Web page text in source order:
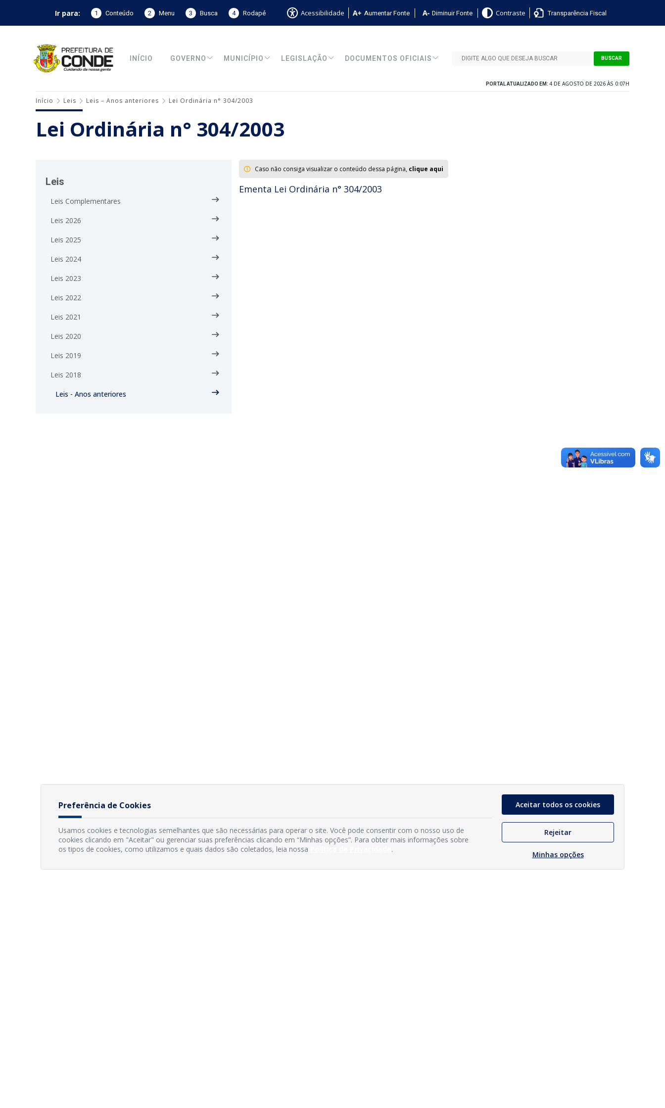
Ir para: 1 Conteúdo 2 Menu 3 Busca 4 Rodapé Acessibilidade Aumentar Fonte Diminuir Fonte Contraste Transparência Fiscal
INÍCIO GOVERNO MUNICÍPIO LEGISLAÇÃO DOCUMENTOS OFICIAIS BUSCAR
PORTAL ATUALIZADO EM: 4 DE AGOSTO DE 2026 ÀS 0:07H
Início Leis Leis – Anos anteriores Lei Ordinária n° 304/2003
Lei Ordinária n° 304/2003
Leis
Leis Complementares
Leis 2026
Leis 2025
Leis 2024
Leis 2023
Leis 2022
Leis 2021
Leis 2020
Leis 2019
Leis 2018
Leis - Anos anteriores
Caso não consiga visualizar o conteúdo dessa página, clique aqui
Ementa Lei Ordinária n° 304/2003
Preferência de Cookies
Usamos cookies e tecnologias semelhantes que são necessárias para operar o site. Você pode consentir com o nosso uso de
cookies clicando em "Aceitar" ou gerenciar suas preferências clicando em “Minhas opções”. Para obter mais informações sobre
os tipos de cookies, como utilizamos e quais dados são coletados, leia nossa
.
Aceitar todos os cookies
Rejeitar
Minhas opções